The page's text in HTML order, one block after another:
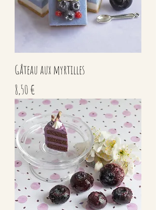
Gâteau aux myrtilles
Prix
8,50 €